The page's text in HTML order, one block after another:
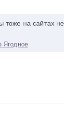
тоже на сайтах не
Ягодное